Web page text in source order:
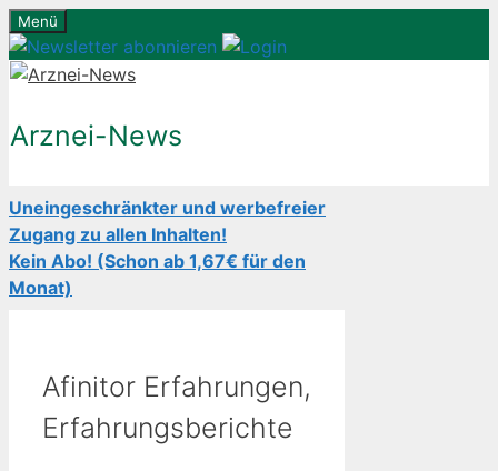
Zum
Inhalt
springen
Menü
Arznei-News
Uneingeschränkter und werbefreier
Zugang zu allen Inhalten!
Kein Abo! (Schon ab 1,67€ für den
Monat)
Afinitor Erfahrungen,
Erfahrungsberichte